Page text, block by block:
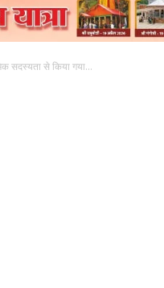
सदस्यता से किया गया...